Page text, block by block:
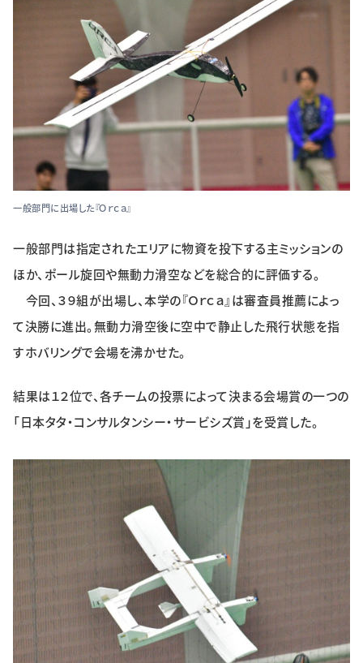
学生記者募集 お問い合わせ
一般部門に出場した『Ｏｒｃａ』
一般部門は指定されたエリアに物資を投下する主ミッションの
ほか、ポール旋回や無動力滑空などを総合的に評価する。
今回、３９組が出場し、本学の『Ｏｒｃａ』は審査員推薦によっ
て決勝に進出。無動力滑空後に空中で静止した飛行状態を指
すホバリングで会場を沸かせた。
結果は１２位で、各チームの投票によって決まる会場賞の一つの
「日本タタ・コンサルタンシー・サービシズ賞」を受賞した。